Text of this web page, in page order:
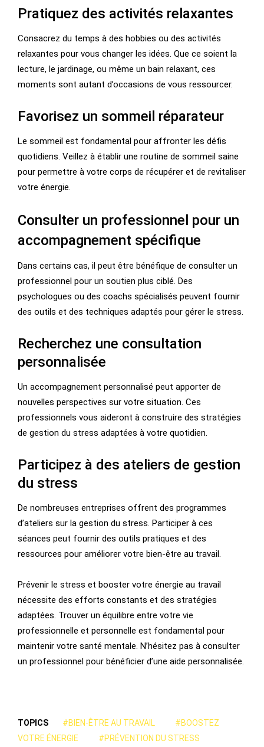
Pratiquez des activités relaxantes
Consacrez du temps à des hobbies ou des activités
relaxantes pour vous changer les idées. Que ce soient la
lecture, le jardinage, ou même un bain relaxant, ces
moments sont autant d’occasions de vous ressourcer.
Favorisez un sommeil réparateur
Le sommeil est fondamental pour affronter les défis
quotidiens. Veillez à établir une routine de sommeil saine
pour permettre à votre corps de récupérer et de revitaliser
votre énergie.
Consulter un professionnel pour un
accompagnement spécifique
Dans certains cas, il peut être bénéfique de consulter un
professionnel pour un soutien plus ciblé. Des
psychologues ou des coachs spécialisés peuvent fournir
des outils et des techniques adaptés pour gérer le stress.
Recherchez une consultation
personnalisée
Un accompagnement personnalisé peut apporter de
nouvelles perspectives sur votre situation. Ces
professionnels vous aideront à construire des stratégies
de gestion du stress adaptées à votre quotidien.
Participez à des ateliers de gestion
du stress
De nombreuses entreprises offrent des programmes
d’ateliers sur la gestion du stress. Participer à ces
séances peut fournir des outils pratiques et des
ressources pour améliorer votre bien-être au travail.
Prévenir le stress et booster votre énergie au travail
nécessite des efforts constants et des stratégies
adaptées. Trouver un équilibre entre votre vie
professionnelle et personnelle est fondamental pour
maintenir votre santé mentale. N’hésitez pas à consulter
un professionnel pour bénéficier d’une aide personnalisée.
TOPICS #BIEN-ÊTRE AU TRAVAIL
#BOOSTEZ
VOTRE ÉNERGIE
#PRÉVENTION DU STRESS